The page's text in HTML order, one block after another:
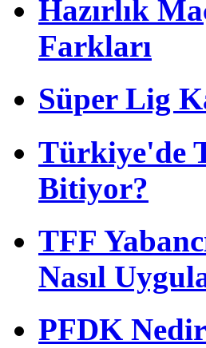
Hazırlık
Farkları
Süper Lig
Türkiye'de
Bitiyor?
TFF
Nasıl
PFDK